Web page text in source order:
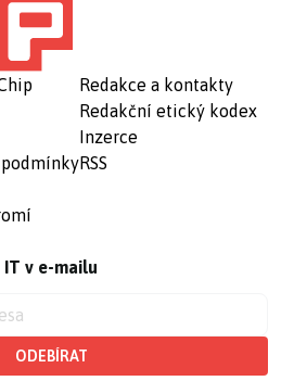
Redakce a kontakty
Redakční etický kodex
Inzerce
RSS
v e-mailu
ODEBÍRAT